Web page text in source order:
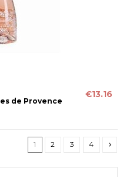
de Provence
€13.16
1 2 3 4